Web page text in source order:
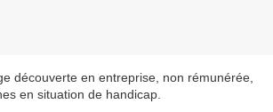
découverte en entreprise, non rémunérée,
en situation de handicap.